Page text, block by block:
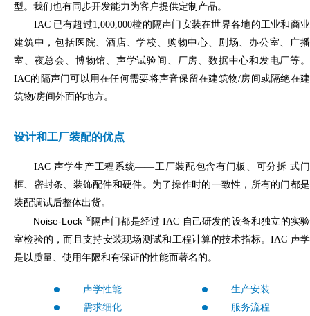
型。我们也有同步开发能力为客户提供定制产品。
IAC 已有超过1,000,000樘的隔声门安装在世界各地的工业和商业
建筑中，包括医院、酒店、学校、购物中心、剧场、办公室、广播
室、夜总会、博物馆、声学试验间、厂房、数据中心和发电厂等。
IAC的隔声门可以用在任何需要将声音保留在建筑物/房间或隔绝在建
筑物/房间外面的地方。
设计和工厂装配的优点
IAC 声学生产工程系统——工厂装配包含有门板、可分拆 式门
框、密封条、装饰配件和硬件。为了操作时的一致性，所有的门都是
装配调试后整体出货。
Noise-Lock ®隔声门都是经过 IAC 自己研发的设备和独立的实验
室检验的，而且支持安装现场测试和工程计算的技术指标。IAC 声学
是以质量、使用年限和有保证的性能而著名的。
声学性能
生产安装
需求细化
服务流程